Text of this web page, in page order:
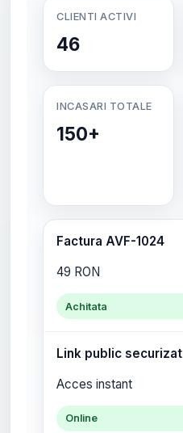
CLIENTI ACTIVI
46
INCASARI TOTALE
150+
Factura AVF-1024
49 RON
Achitata
Link public securizat
Acces instant
Online